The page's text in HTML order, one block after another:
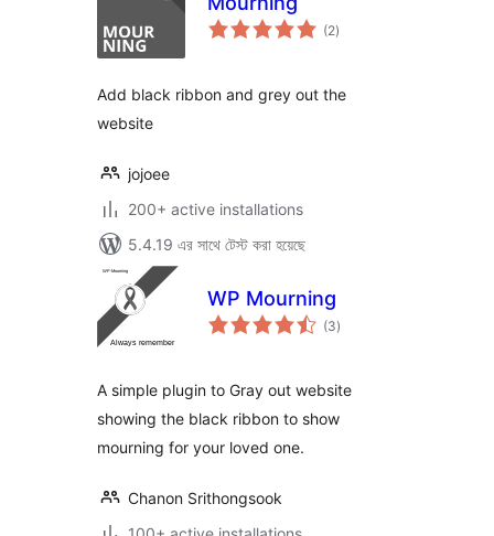
(2total
ratings
)
Add black ribbon and grey out the
website
jojoee
200+ active installations
5.4.19 এর সাথে টেস্ট করা হয়েছে
WP Mourning
(3total
ratings
)
A simple plugin to Gray out website
showing the black ribbon to show
mourning for your loved one.
Chanon Srithongsook